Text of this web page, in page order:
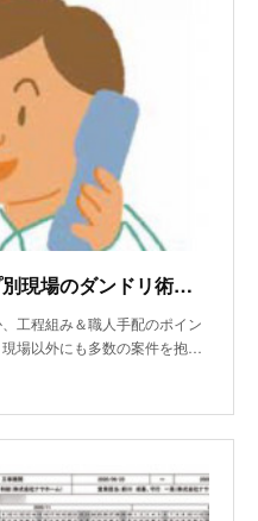
達人たちに聞く！ステップ別現場のダンドリ術～その2～
工程組み＆職人手配のポイン
場以外にも多数の案件を抱…